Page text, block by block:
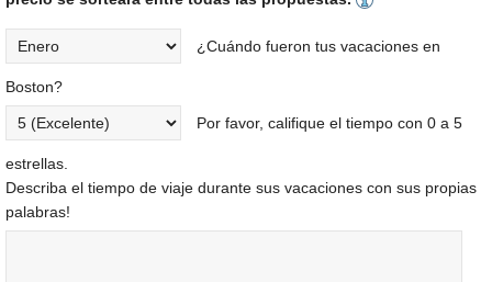
¿Cuándo fueron tus vacaciones en
Boston?
Por favor, califique el tiempo con 0 a 5
estrellas.
Describa el tiempo de viaje durante sus vacaciones con sus propias
palabras!